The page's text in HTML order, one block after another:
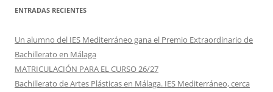
ENTRADAS RECIENTES
Un alumno del IES Mediterráneo gana el Premio Extraordinario de
Bachillerato en Málaga
MATRICULACIÓN PARA EL CURSO 26/27
Bachillerato de Artes Plásticas en Málaga. IES Mediterráneo, cerca